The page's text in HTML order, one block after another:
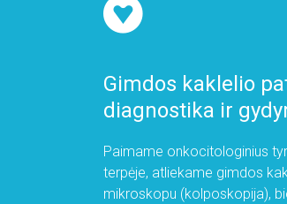
Gimdos kaklelio
diagnostika ir
Paimame onkocitologinius
terpėje, atliekame gimdos
mikroskopu (kolposkopija),